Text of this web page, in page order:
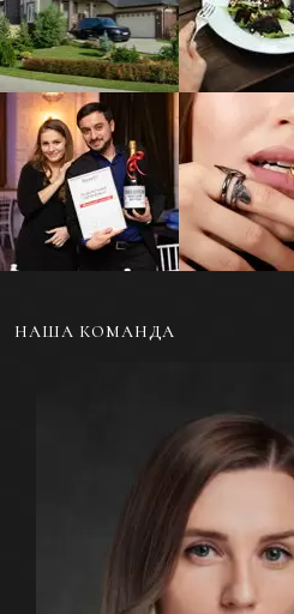
Репортажная съемка
мероприятий и
событий
Ювелирная
фотосъемка
украшений
НАША КОМАНДА